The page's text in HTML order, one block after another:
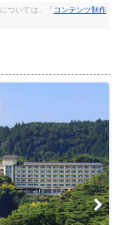
ついては、「 コンテンツ制作